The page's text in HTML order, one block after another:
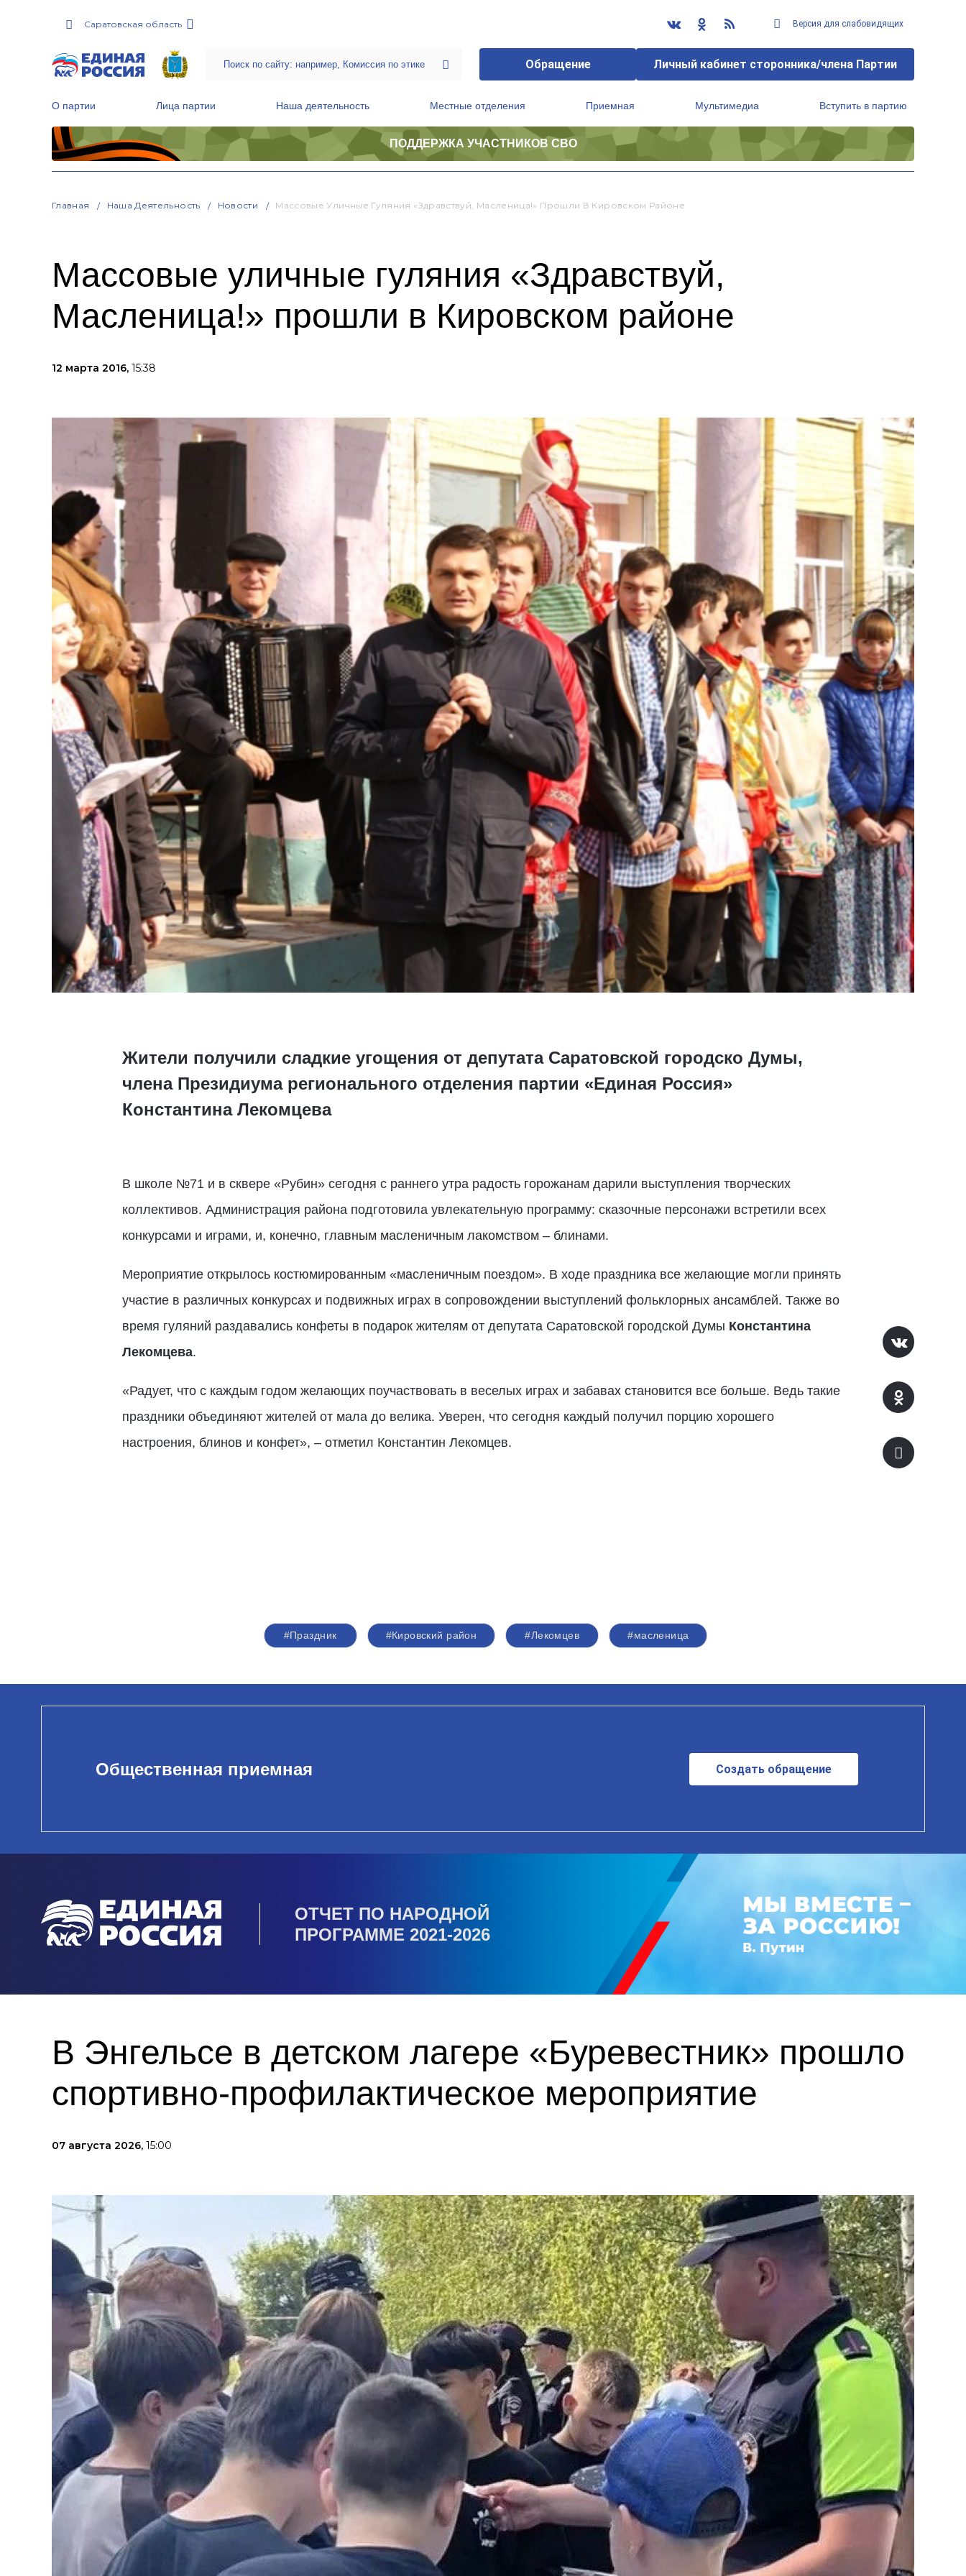
Саратовская область Версия для слабовидящих
Обращение Личный кабинет сторонника/члена Партии
О партии Лица партии Наша деятельность Местные отделения Приемная Мультимедиа Вступить в партию
ПОДДЕРЖКА УЧАСТНИКОВ СВО
Главная Наша Деятельность Новости Массовые Уличные Гуляния «Здравствуй, Масленица!» Прошли В Кировском Районе
Массовые уличные гуляния «Здравствуй,
Масленица!» прошли в Кировском районе
12 марта 2016, 15:38
Жители получили сладкие угощения от депутата Саратовской городско Думы,
члена Президиума регионального отделения партии «Единая Россия»
Константина Лекомцева
В школе №71 и в сквере «Рубин» сегодня с раннего утра радость горожанам дарили выступления творческих
коллективов. Администрация района подготовила увлекательную программу: сказочные персонажи встретили всех
конкурсами и играми, и, конечно, главным масленичным лакомством – блинами.
Мероприятие открылось костюмированным «масленичным поездом». В ходе праздника все желающие могли принять
участие в различных конкурсах и подвижных играх в сопровождении выступлений фольклорных ансамблей. Также во
время гуляний раздавались конфеты в подарок жителям от депутата Саратовской городской Думы Константина
Лекомцева.
«Радует, что с каждым годом желающих поучаствовать в веселых играх и забавах становится все больше. Ведь такие
праздники объединяют жителей от мала до велика. Уверен, что сегодня каждый получил порцию хорошего
настроения, блинов и конфет», – отметил Константин Лекомцев.
#Праздник #Кировский район #Лекомцев #масленица
Общественная приемная Создать обращение
ОТЧЕТ ПО НАРОДНОЙ
ПРОГРАММЕ 2021-2026
В Энгельсе в детском лагере «Буревестник» прошло
спортивно-профилактическое мероприятие
07 августа 2026, 15:00